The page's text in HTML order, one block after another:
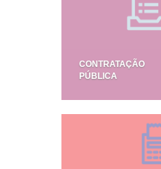
CONTRATAÇÃO
PÚBLICA